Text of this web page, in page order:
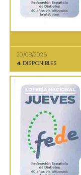
20/08/2026
4 DISPONIBLES